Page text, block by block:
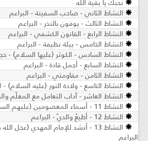
نحبك يا بقية الله
النشاط الثاني - صاحب السفينة - البراعم
النشاط الثالث - يوفون بالنذر - البراعم
النشاط الرابع - القانون الكشفي - البراعم
النشاط الخامس - بيئة نظيفة - البراعم
النشاط السادس - الكوثر (عليها السلام) -
النشاط السابع - أجمل قادة - البراعم
النشاط الثامن - مقاومتي - البراعم
النشاط التاسع - ولادة النور (عليه السلام) -
النشاط العاشر - آداب التعامل مع المعلّم
النشاط 11 - أسماء المعصومين (عليهم السلام)
النشاط 12 - أطيعُ والديّ - البراعم
النشاط 13 - أنشد للإمام المهدي (عجل
البراعم